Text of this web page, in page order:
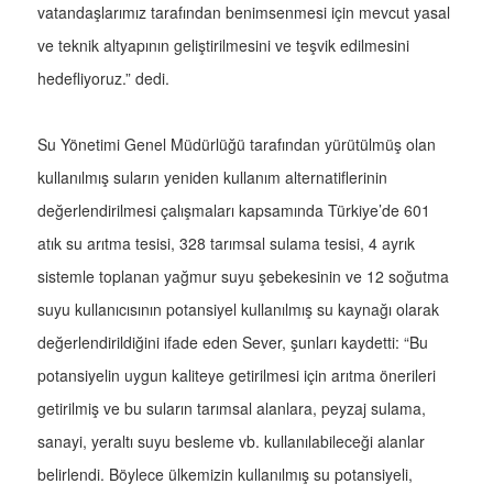
vatandaşlarımız tarafından benimsenmesi için mevcut yasal
ve teknik altyapının geliştirilmesini ve teşvik edilmesini
hedefliyoruz.” dedi.
Su Yönetimi Genel Müdürlüğü tarafından yürütülmüş olan
kullanılmış suların yeniden kullanım alternatiflerinin
değerlendirilmesi çalışmaları kapsamında Türkiye’de 601
atık su arıtma tesisi, 328 tarımsal sulama tesisi, 4 ayrık
sistemle toplanan yağmur suyu şebekesinin ve 12 soğutma
suyu kullanıcısının potansiyel kullanılmış su kaynağı olarak
değerlendirildiğini ifade eden Sever, şunları kaydetti: “Bu
potansiyelin uygun kaliteye getirilmesi için arıtma önerileri
getirilmiş ve bu suların tarımsal alanlara, peyzaj sulama,
sanayi, yeraltı suyu besleme vb. kullanılabileceği alanlar
belirlendi. Böylece ülkemizin kullanılmış su potansiyeli,